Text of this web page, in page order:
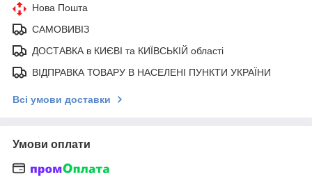
Нова Пошта
САМОВИВІЗ
ДОСТАВКА в КИЄВІ та КИЇВСЬКІЙ області
ВІДПРАВКА ТОВАРУ В НАСЕЛЕНІ ПУНКТИ УКРАЇНИ
Всі умови доставки
Умови оплати